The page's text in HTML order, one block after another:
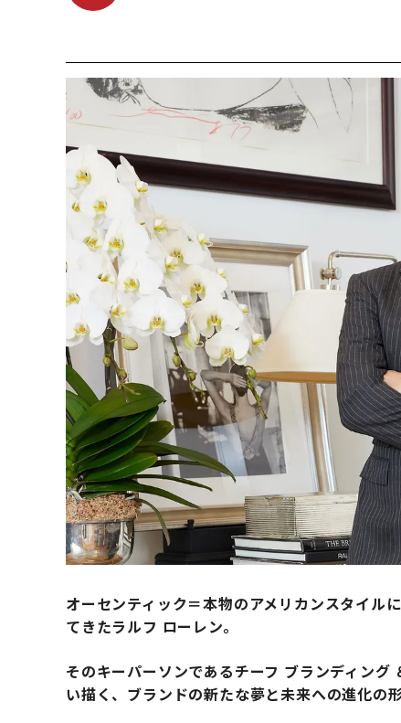
オーセンティック＝本物のアメリカンスタイル
てきたラルフ ローレン。
そのキーパーソンであるチーフ ブランディン
い描く、ブランドの新たな夢と未来への進化の形